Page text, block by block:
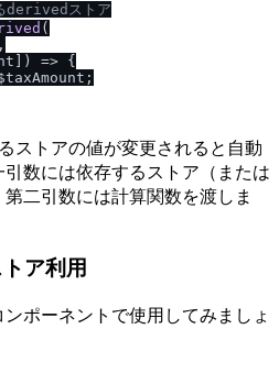
derivedストア
(
) => {
ストアの値が変更されると自動
数には依存するストア（または
二引数には計算関数を渡しま
ア利用
ポーネントで使用してみましょ